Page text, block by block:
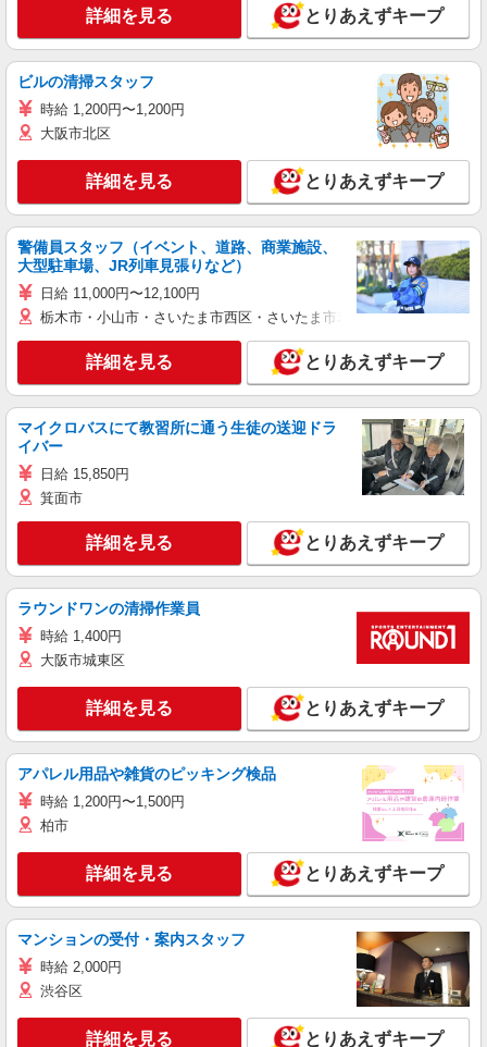
詳細を見る とりあえずキープ
ビルの清掃スタッフ
時給 1,200円〜1,200円
大阪市北区
詳細を見る とりあえずキープ
警備員スタッフ（イベント、道路、商業施設、
大型駐車場、JR列車見張りなど）
日給 11,000円〜12,100円
栃木市・小山市・さいたま市西区・さいたま市岩槻区・久喜市・蓮田
詳細を見る とりあえずキープ
マイクロバスにて教習所に通う生徒の送迎ドラ
イバー
日給 15,850円
箕面市
詳細を見る とりあえずキープ
ラウンドワンの清掃作業員
時給 1,400円
大阪市城東区
詳細を見る とりあえずキープ
アパレル用品や雑貨のピッキング検品
時給 1,200円〜1,500円
柏市
詳細を見る とりあえずキープ
マンションの受付・案内スタッフ
時給 2,000円
渋谷区
詳細を見る とりあえずキープ